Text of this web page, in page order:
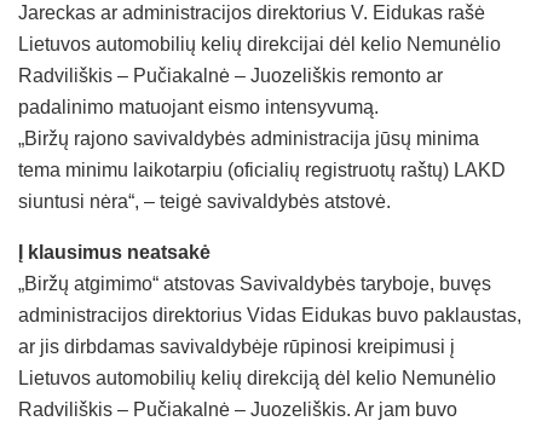
Jareckas ar administracijos direktorius V. Eidukas rašė
Lietuvos automobilių kelių direkcijai dėl kelio Nemunėlio
Radviliškis – Pučiakalnė – Juozeliškis remonto ar
padalinimo matuojant eismo intensyvumą.
„Biržų rajono savivaldybės administracija jūsų minima
tema minimu laikotarpiu (oficialių registruotų raštų) LAKD
siuntusi nėra“, – teigė savivaldybės atstovė.
Į klausimus neatsakė
„Biržų atgimimo“ atstovas Savivaldybės taryboje, buvęs
administracijos direktorius Vidas Eidukas buvo paklaustas,
ar jis dirbdamas savivaldybėje rūpinosi kreipimusi į
Lietuvos automobilių kelių direkciją dėl kelio Nemunėlio
Radviliškis – Pučiakalnė – Juozeliškis. Ar jam buvo